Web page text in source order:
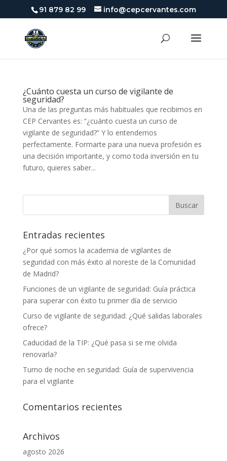
91 879 82 99 info@cepcervantes.com
¿Cuánto cuesta un curso de vigilante de
seguridad?
Una de las preguntas más habituales que recibimos en
CEP Cervantes es: “¿cuánto cuesta un curso de
vigilante de seguridad?” Y lo entendemos
perfectamente. Formarte para una nueva profesión es
una decisión importante, y como toda inversión en tu
futuro, quieres saber...
Entradas recientes
¿Por qué somos la academia de vigilantes de
seguridad con más éxito al noreste de la Comunidad
de Madrid?
Funciones de un vigilante de seguridad: Guía práctica
para superar con éxito tu primer día de servicio
Curso de vigilante de seguridad: ¿Qué salidas laborales
ofrece?
Caducidad de la TIP: ¿Qué pasa si se me olvida
renovarla?
Turno de noche en seguridad: Guía de supervivencia
para el vigilante
Comentarios recientes
Archivos
agosto 2026